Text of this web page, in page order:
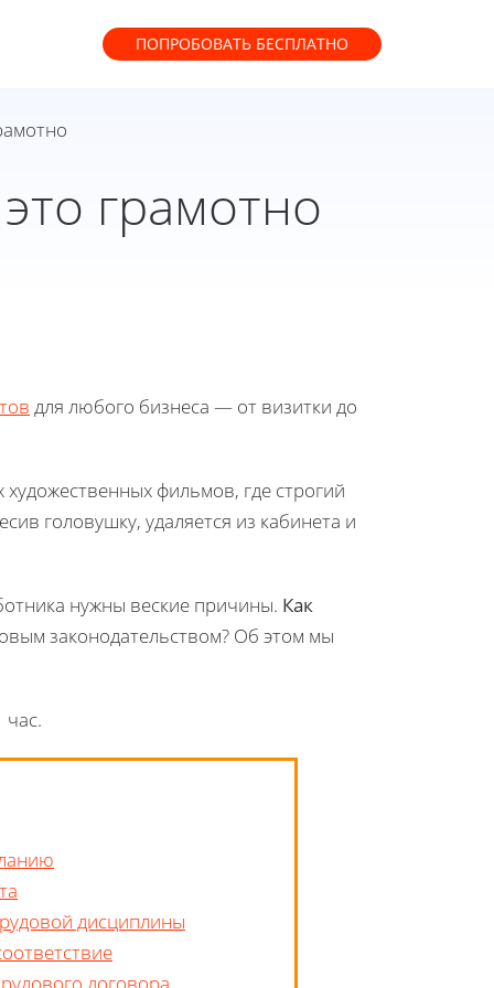
ПОПРОБОВАТЬ БЕСПЛАТНО
грамотно
для любого бизнеса — от визитки до
фильмов, где строгий
головушку, удаляется из кабинета и
нужны веские причины. Как
законодательством? Об этом мы
час.
дисциплины
договора